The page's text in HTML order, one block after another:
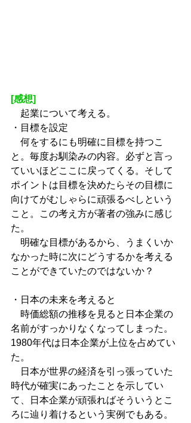
[感想]
起業について考える。
・目標を設定
何をするにも明確に目標を持つこ
と。毎度お馴染みの内容。必ずと言っ
ていいほどここに戻ってくる。そして
ポイントは目標を決めたらその目標に
向けてがむしゃらに頑張るべしという
こと。この考え方が著者の強みに感じ
た。
明確な目標があるから、うまくいか
なかった時に次にどうするかを考える
ことができていたのではないか？
・日本の未来を考えると
時価総額の推移を見ると日本企業の
名前がすっかりなくなってしまった。
1980年代は日本企業が上位を占めてい
た。
日本が世界の経済を引っ張っていた
時代が確実にあったことを示してい
て、日本企業が頑張ればそういうとこ
ろに辿り着けるという実例でもある。